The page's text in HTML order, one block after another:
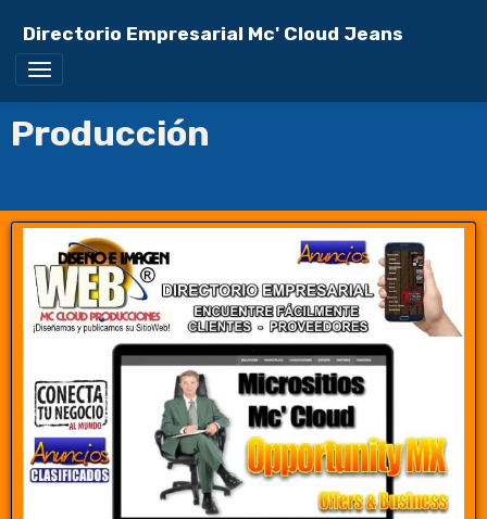
Directorio Empresarial Mc' Cloud Jeans
Producción